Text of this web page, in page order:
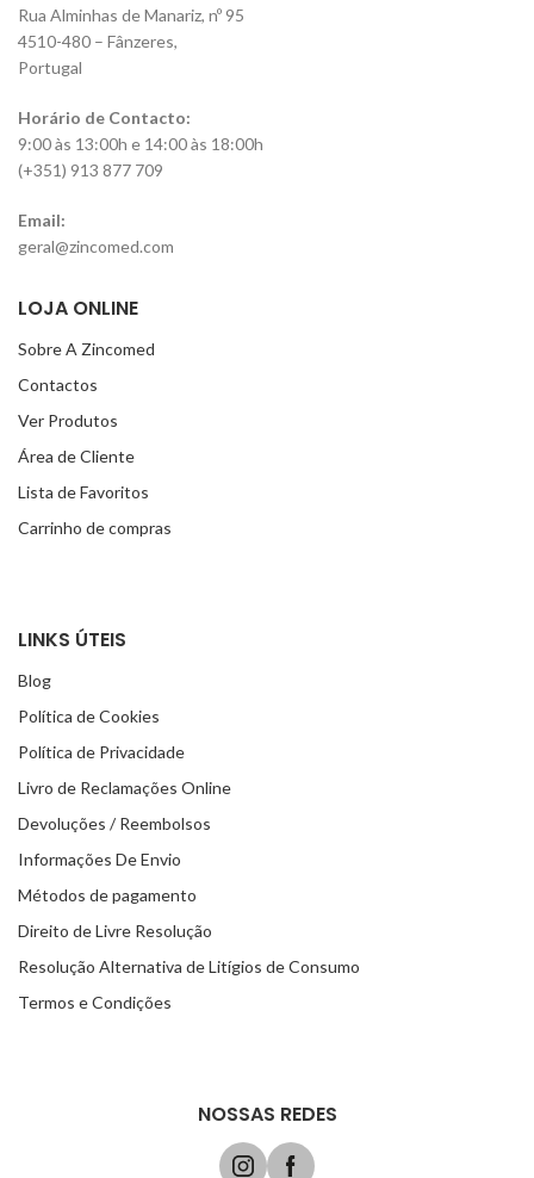
Rua Alminhas de Manariz, nº 95
4510-480 – Fânzeres,
Portugal
Horário de Contacto:
9:00 às 13:00h e 14:00 às 18:00h
(+351) 913 877 709
Email:
geral@zincomed.com
LOJA ONLINE
Sobre A Zincomed
Contactos
Ver Produtos
Área de Cliente
Lista de Favoritos
Carrinho de compras
LINKS ÚTEIS
Blog
Política de Cookies
Política de Privacidade
Livro de Reclamações Online
Devoluções / Reembolsos
Informações De Envio
Métodos de pagamento
Direito de Livre Resolução
Resolução Alternativa de Litígios de Consumo
Termos e Condições
NOSSAS REDES